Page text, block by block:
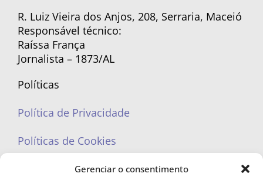
Gerenciar o consentimento
R. Luiz Vieira dos Anjos, 208, Serraria, Maceió
Responsável técnico:
Raíssa França
Jornalista – 1873/AL
Políticas
Política de Privacidade
Políticas de Cookies